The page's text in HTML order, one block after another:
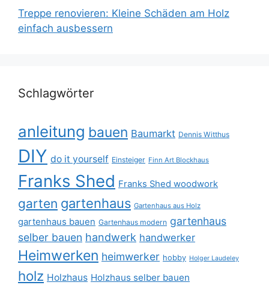
Treppe renovieren: Kleine Schäden am Holz
einfach ausbessern
Schlagwörter
anleitung bauen Baumarkt Dennis Witthus
DIY do it yourself Einsteiger Finn Art Blockhaus
Franks Shed Franks Shed woodwork
garten gartenhaus Gartenhaus aus Holz
gartenhaus bauen Gartenhaus modern gartenhaus
selber bauen handwerk handwerker
Heimwerken heimwerker hobby Holger Laudeley
holz Holzhaus Holzhaus selber bauen